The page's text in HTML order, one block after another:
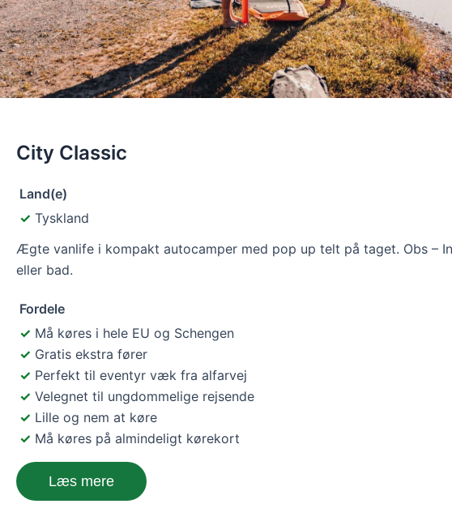
City Classic
Land(e)
Tyskland
Ægte vanlife i kompakt autocamper med pop up telt på taget. Obs –
eller bad.
Fordele
Må køres i hele EU og Schengen
Gratis ekstra fører
Perfekt til eventyr væk fra alfarvej
Velegnet til ungdommelige rejsende
Lille og nem at køre
Må køres på almindeligt kørekort
Læs mere